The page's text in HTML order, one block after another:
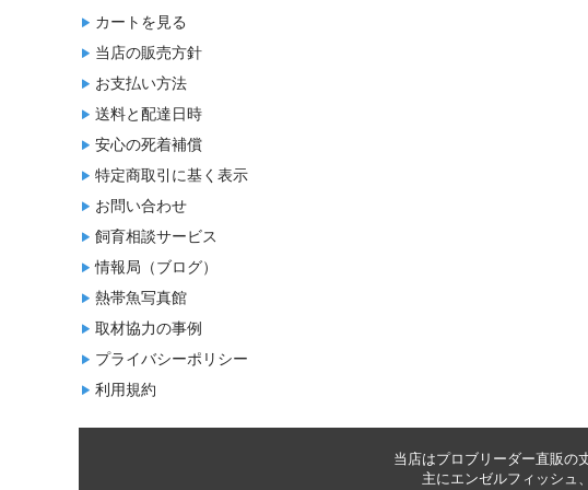
カートを見る
当店の販売方針
お支払い方法
送料と配達日時
安心の死着補償
特定商取引に基く表示
お問い合わせ
飼育相談サービス
情報局（ブログ）
熱帯魚写真館
取材協力の事例
プライバシーポリシー
利用規約
当店はプロブリーダー直販の
主にエンゼルフィッシュ 、